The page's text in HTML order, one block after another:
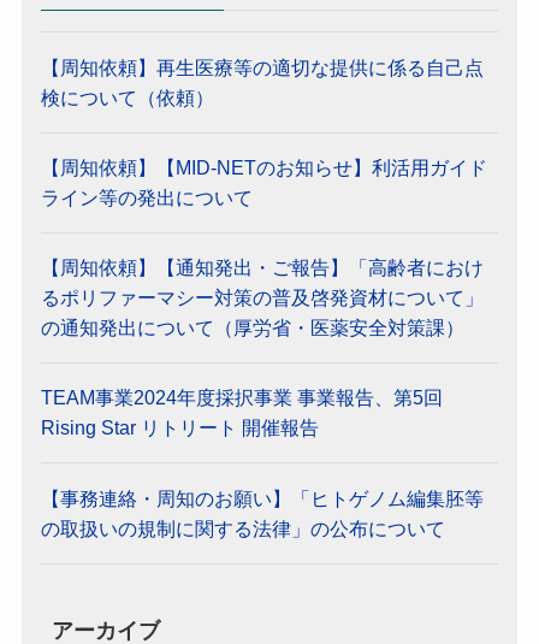
【周知依頼】再生医療等の適切な提供に係る自己点
検について（依頼）
【周知依頼】【MID-NETのお知らせ】利活用ガイド
ライン等の発出について
【周知依頼】【通知発出・ご報告】「高齢者におけ
るポリファーマシー対策の普及啓発資材について」
の通知発出について（厚労省・医薬安全対策課）
TEAM事業2024年度採択事業 事業報告、第5回
Rising Star リトリート 開催報告
【事務連絡・周知のお願い】「ヒトゲノム編集胚等
の取扱いの規制に関する法律」の公布について
アーカイブ